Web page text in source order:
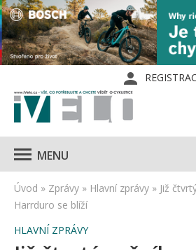
MENU
Úvod » Zprávy » Hlavní zprávy » Již
Harrduro se blíží
HLAVNÍ ZPRÁVY